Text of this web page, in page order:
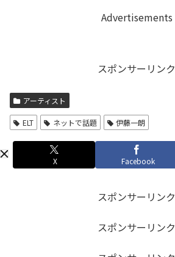
Advertisements
スポンサーリンク
アーティスト
ELT ネットで話題 伊藤一朗
X Facebook
スポンサーリンク
スポンサーリンク